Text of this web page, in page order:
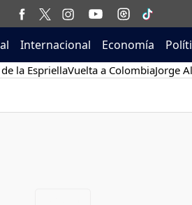
Internacional Economía
la EspriellaVuelta a ColombiaJorge